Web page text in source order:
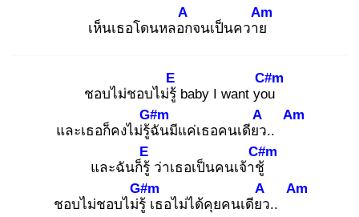
เห็นเธอโดนหลอก
A
จนเป็นควาย
Am
ชอบไม่ชอบไม่รู้
E
baby I want you
C#m
และเธอก็คงไม่รู้ฉั
G#m
นมีแค่เธอคนเดียว
A
..
Am
และฉันก็รู้
E
ว่าเธอเป็นคนเจ้าชู้
C#m
ชอบไม่ชอบไม่รู้
G#m
เธอไม่ได้คุยคนเดียว
A
..
Am